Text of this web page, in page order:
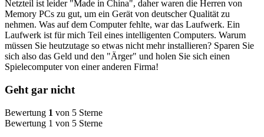
Netzteil ist leider "Made in China", daher waren die Herren von
Memory PCs zu gut, um ein Gerät von deutscher Qualität zu
nehmen. Was auf dem Computer fehlte, war das Laufwerk. Ein
Laufwerk ist für mich Teil eines intelligenten Computers. Warum
müssen Sie heutzutage so etwas nicht mehr installieren? Sparen Sie
sich also das Geld und den "Ärger" und holen Sie sich einen
Spielecomputer von einer anderen Firma!
Geht gar nicht
Bewertung 1 von 5 Sterne
Bewertung 1 von 5 Sterne